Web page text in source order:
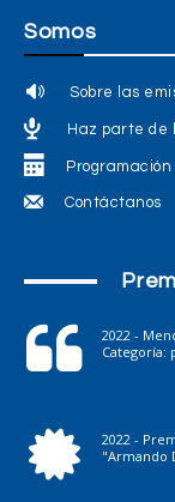
Somos
Sobre las
Haz parte de
Programación
Contáctanos
2022 -
Categoría:
2022 -
"Armando